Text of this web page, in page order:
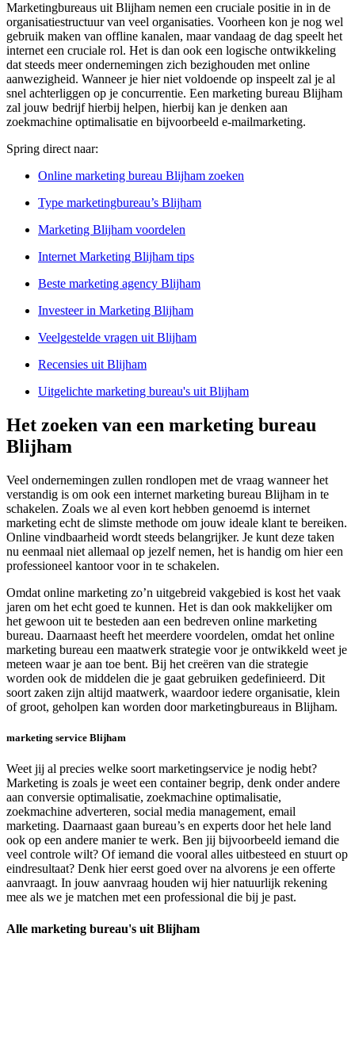
Marketingbureaus uit Blijham nemen een cruciale positie in in de
organisatiestructuur van veel organisaties. Voorheen kon je nog wel
gebruik maken van offline kanalen, maar vandaag de dag speelt het
internet een cruciale rol. Het is dan ook een logische ontwikkeling
dat steeds meer ondernemingen zich bezighouden met online
aanwezigheid. Wanneer je hier niet voldoende op inspeelt zal je al
snel achterliggen op je concurrentie. Een marketing bureau Blijham
zal jouw bedrijf hierbij helpen, hierbij kan je denken aan
zoekmachine optimalisatie en bijvoorbeeld e-mailmarketing.
Spring direct naar:
Online marketing bureau Blijham zoeken
Type marketingbureau’s Blijham
Marketing Blijham voordelen
Internet Marketing Blijham tips
Beste marketing agency Blijham
Investeer in Marketing Blijham
Veelgestelde vragen uit Blijham
Recensies uit Blijham
Uitgelichte marketing bureau's uit Blijham
Het zoeken van een marketing bureau
Blijham
Veel ondernemingen zullen rondlopen met de vraag wanneer het
verstandig is om ook een internet marketing bureau Blijham in te
schakelen. Zoals we al even kort hebben genoemd is internet
marketing echt de slimste methode om jouw ideale klant te bereiken.
Online vindbaarheid wordt steeds belangrijker. Je kunt deze taken
nu eenmaal niet allemaal op jezelf nemen, het is handig om hier een
professioneel kantoor voor in te schakelen.
Omdat online marketing zo’n uitgebreid vakgebied is kost het vaak
jaren om het echt goed te kunnen. Het is dan ook makkelijker om
het gewoon uit te besteden aan een bedreven online marketing
bureau. Daarnaast heeft het meerdere voordelen, omdat het online
marketing bureau een maatwerk strategie voor je ontwikkeld weet je
meteen waar je aan toe bent. Bij het creëren van die strategie
worden ook de middelen die je gaat gebruiken gedefinieerd. Dit
soort zaken zijn altijd maatwerk, waardoor iedere organisatie, klein
of groot, geholpen kan worden door marketingbureaus in Blijham.
marketing service Blijham
Weet jij al precies welke soort marketingservice je nodig hebt?
Marketing is zoals je weet een container begrip, denk onder andere
aan conversie optimalisatie, zoekmachine optimalisatie,
zoekmachine adverteren, social media management, email
marketing. Daarnaast gaan bureau’s en experts door het hele land
ook op een andere manier te werk. Ben jij bijvoorbeeld iemand die
veel controle wilt? Of iemand die vooral alles uitbesteed en stuurt op
eindresultaat? Denk hier eerst goed over na alvorens je een offerte
aanvraagt. In jouw aanvraag houden wij hier natuurlijk rekening
mee als we je matchen met een professional die bij je past.
Alle marketing bureau's uit Blijham